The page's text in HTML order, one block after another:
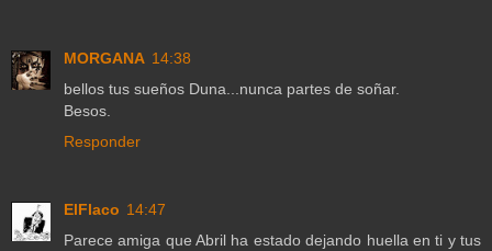
MORGANA 14:38
bellos tus sueños Duna...nunca partes de soñar.
Besos.
Responder
ElFlaco 14:47
Parece amiga que Abril ha estado dejando huella en ti y tus